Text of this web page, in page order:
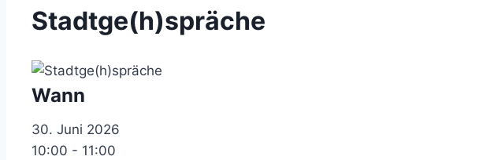
Stadtge(h)spräche
Wann
30. Juni 2026
10:00 - 11:00